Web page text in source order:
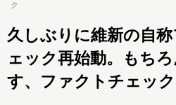
ク
久しぶりに維新の自
ェック再始動。もち
す、ファクトチェッ